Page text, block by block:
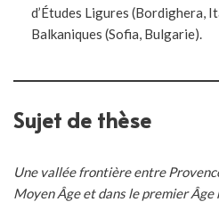
d’Études Ligures (Bordighera,
Balkaniques (Sofia, Bulgarie).
Sujet de thèse
Une vallée frontière entre
Moyen Âge et dans le premier